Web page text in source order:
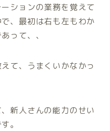
ションの業務を覚えて
、最初は右も左もわか
って、、
て、うまくいかなかっ
新人さんの能力のせい
。